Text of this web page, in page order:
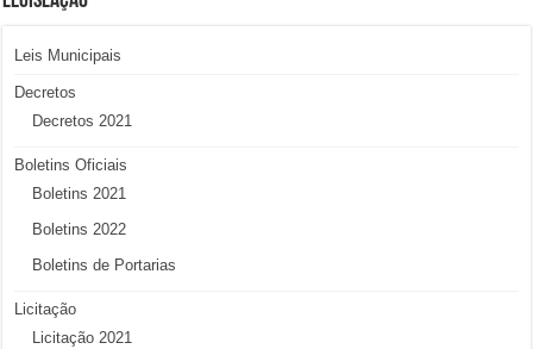
Leis Municipais
Decretos
Decretos 2021
Boletins Oficiais
Boletins 2021
Boletins 2022
Boletins de Portarias
Licitação
Licitação 2021